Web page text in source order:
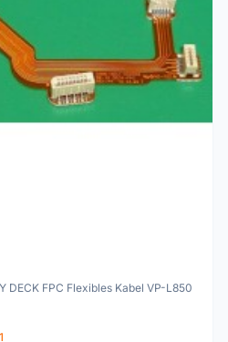
DECK FPC Flexibles Kabel VP-L850